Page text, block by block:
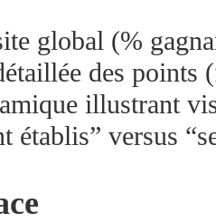
global (%
des points
illustrant
établis” versus